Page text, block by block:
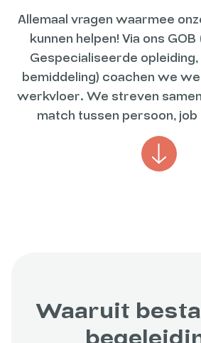
Allemaal vragen waarmee
kunnen helpen! Via ons
Gespecialiseerde
bemiddeling) coachen we
werkvloer. We streven
match tussen persoon, job
Waaruit